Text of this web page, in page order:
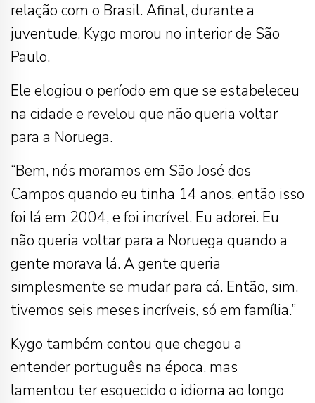
relação com o Brasil. Afinal, durante a
juventude, Kygo morou no interior de São
Paulo.
Ele elogiou o período em que se estabeleceu
na cidade e revelou que não queria voltar
para a Noruega.
“Bem, nós moramos em São José dos
Campos quando eu tinha 14 anos, então isso
foi lá em 2004, e foi incrível. Eu adorei. Eu
não queria voltar para a Noruega quando a
gente morava lá. A gente queria
simplesmente se mudar para cá. Então, sim,
tivemos seis meses incríveis, só em família.”
Kygo também contou que chegou a
entender português na época, mas
lamentou ter esquecido o idioma ao longo